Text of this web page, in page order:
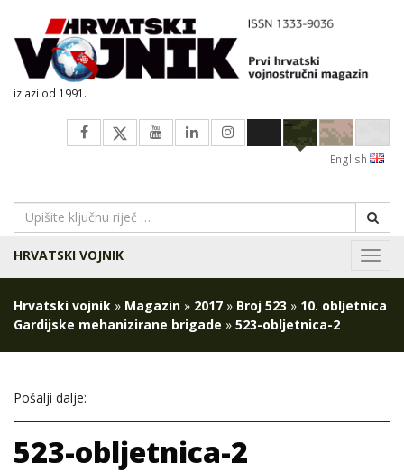
izlazi od 1991.
English
HRVATSKI VOJNIK
Hrvatski vojnik » Magazin » 2017 » Broj 523 » 10. obljetnica
Gardijske mehanizirane brigade » 523-obljetnica-2
Pošalji dalje:
523-obljetnica-2